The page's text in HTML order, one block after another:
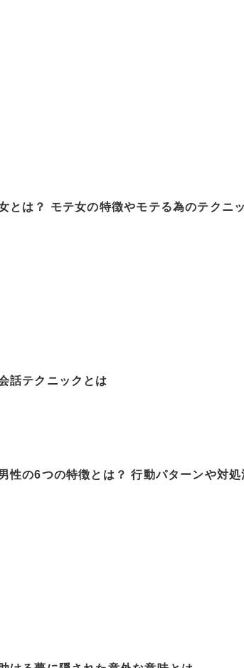
とは？ モテ女の特徴やモテる為のテクニ
話テクニックとは
性の6つの特徴とは？ 行動パターンや対